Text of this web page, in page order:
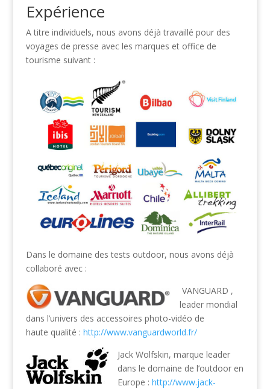
Expérience
A titre individuels, nous avons déjà travaillé pour des
voyages de presse avec les marques et office de
tourisme suivant :
Dans le domaine des tests outdoor, nous avons déjà
collaboré avec :
VANGUARD ,
leader mondial
dans l’univers des accessoires photo-vidéo de
haute qualité : http://www.vanguardworld.fr/
Jack Wolfskin, marque leader
dans le domaine de l’outdoor en
Europe : http://www.jack-